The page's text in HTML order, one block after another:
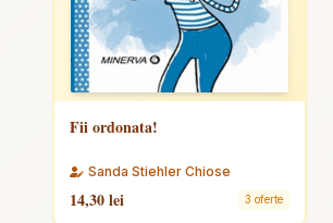
Fii ordonata!
Sanda Stiehler Chiose
14,30 lei 3 oferte